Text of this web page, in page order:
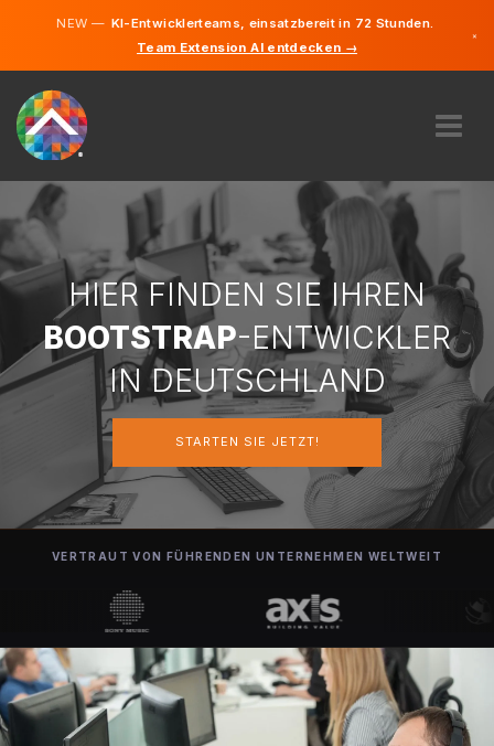
NEW —KI-Entwicklerteams, einsatzbereit in 72 Stunden.
Team Extension AI entdecken →
×
ÜBER UNS
EXPERTISE
WIE FUNKTIONIERT ES?
KARRIERE
FINDEN
DEUTSCHLAND
STARTEN SIE JETZT
HIER FINDEN SIE IHREN
BOOTSTRAP-ENTWICKLER
IN DEUTSCHLAND
STARTEN SIE JETZT!
VERTRAUT VON FÜHRENDEN UNTERNEHMEN WELTWEIT